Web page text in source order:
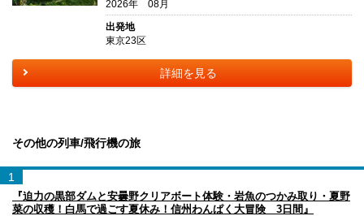
2026年 08月
出発地
東京23区
詳細を見る
その他の列車/飛行機の旅
1
『迫力の黒部ダムと安曇野クリアボート体験・岩魚のつかみ取り・夏野
菜の収穫！白馬で過ごす夏休み！信州わんぱく大冒険 3日間』